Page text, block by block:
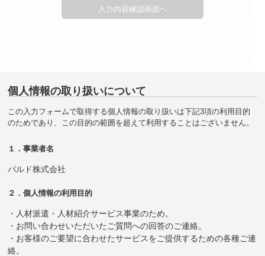
個人情報の取り扱いについて
この入力フォームで取得する個人情報の取り扱いは下記3項の利用目的
のためであり、この目的の範囲を超えて利用することはございません。
１．事業者名
パルド株式会社
２．個人情報の利用目的
・人材派遣・人材紹介サービス事業のため。
・お問い合わせいただいたご質問への回答のご連絡。
・お客様のご要望に合わせたサービスをご提供するための各種ご連
絡。